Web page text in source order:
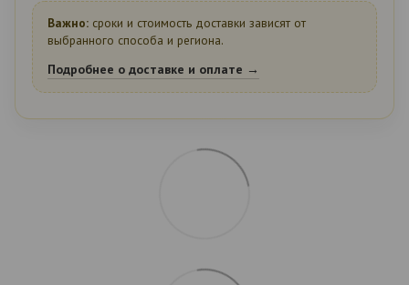
Важно: сроки и стоимость доставки зависят от
выбранного способа и региона.
Подробнее о доставке и оплате →